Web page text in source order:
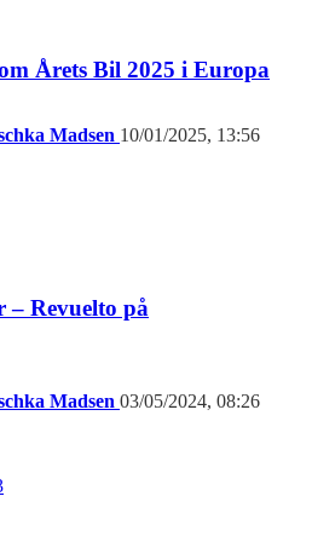
Årets Bil 2025 i Europa
Madsen 10/01/2025, 13:56
– Revuelto på
Madsen 03/05/2024, 08:26